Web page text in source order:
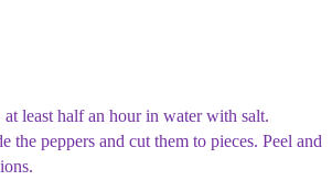
least half an hour in water with salt.
the peppers and cut them to pieces. Peel and